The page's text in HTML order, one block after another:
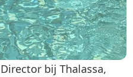
bij Thalassa,